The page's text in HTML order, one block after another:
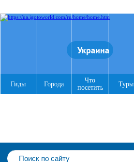
Украина
Гиды Города
Что
посетить
Туры